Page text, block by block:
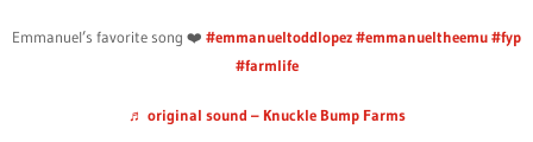
Emmanuel’s favorite song ❤️ #emmanueltoddlopez#emmanueltheemu#fyp
#farmlife
♬ original sound – Knuckle Bump Farms